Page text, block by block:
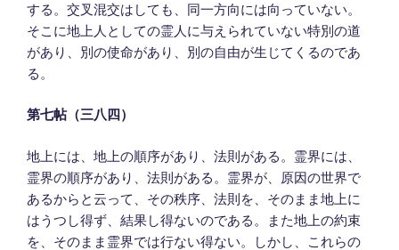
する。交叉混交はしても、同一方向には向っていない。
そこに地上人としての霊人に与えられていない特別の道
があり、別の使命があり、別の自由が生じてくるのであ
る。
第七帖（三八四）
地上には、地上の順序があり、法則がある。霊界には、
霊界の順序があり、法則がある。霊界が、原因の世界で
あるからと云って、その秩序、法則を、そのまま地上に
はうつし得ず、結果し得ないのである。また地上の約束
を、そのまま霊界では行ない得ない。しかし、これらの